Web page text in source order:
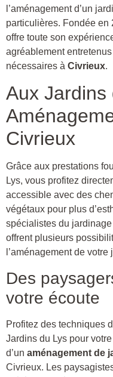
l’aménagement d’un
particulières. Fondée en
offre toute son
agréablement
nécessaires à Civrieux.
Aux Jardins
Civrieux
Grâce aux prestations
Lys, vous profitez
accessible avec des
végétaux pour plus
spécialistes du
offrent plusieurs
l’aménagement de votre
Des
votre écoute
Profitez des techniques
Jardins du Lys pour
d’un aménagement de
Civrieux. Les